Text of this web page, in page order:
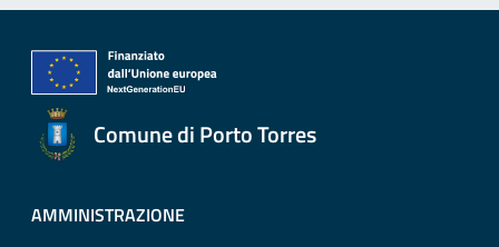
Comune di Porto Torres
AMMINISTRAZIONE